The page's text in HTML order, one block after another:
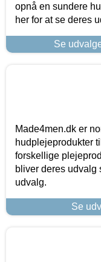
opnå en sundere
her for at se deres
Se
Made4men.dk er
hudplejeprodukter
forskellige
bliver deres udvalg
udvalg.
Se